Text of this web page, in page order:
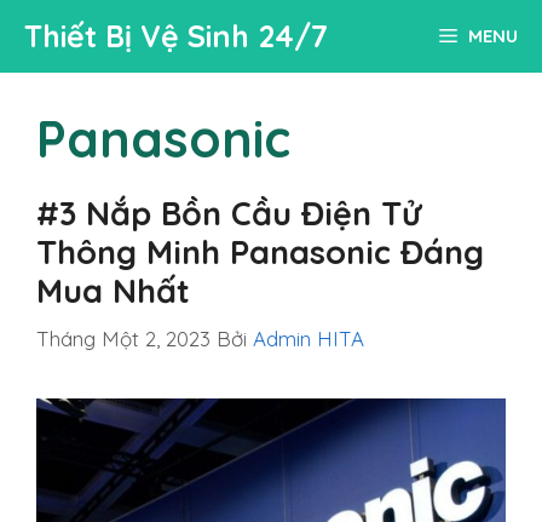
đến
nội
Thiết Bị Vệ Sinh 24/7 MENU
Panasonic
#3 Nắp Bồn Cầu Điện Tử
Thông Minh Panasonic Đáng
Mua Nhất
Tháng Một 2, 2023 Bởi Admin HITA